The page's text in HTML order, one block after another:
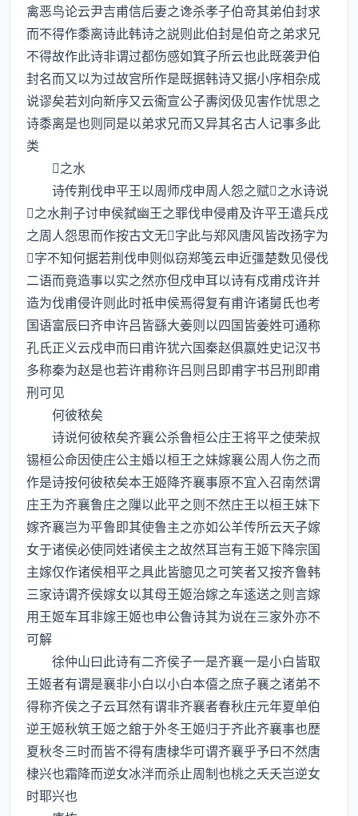
禽恶鸟论云尹吉甫信后妻之谗杀孝子伯竒其弟伯封求
而不得作黍离诗此韩诗之説则此伯封是伯竒之弟求兄
不得故作此诗非谓过都伤感如箕子所云也此既袭尹伯
封名而又以为过故宫所作是既据韩诗又据小序相杂成
说谬矣若刘向新序又云衞宣公子夀闵伋见害作忧思之
诗黍离是也则同是以弟求兄而又异其名古人记事多此
类
之水
诗传荆伐申平王以周师戍申周人怨之赋之水诗说
之水荆子讨申侯弑幽王之罪伐申侵甫及许平王遣兵戍
之周人怨思而作按古文无字此与郑风唐风皆改扬字为
字不知何据若荆伐申则似窃郑笺云申近彊楚数见侵伐
二语而竟造事以实之然亦但戍申耳以诗有戍甫戍许并
造为伐甫侵许则此时祗申侯焉得复有甫许诸舅氏也考
国语富辰曰齐申许吕皆繇大姜则以四国皆姜姓可通称
孔氏正义云戍申而曰甫许犹六国秦赵俱嬴姓史记汉书
多称秦为赵是也若许甫称许吕则吕即甫字书吕刑即甫
刑可见
何彼秾矣
诗说何彼秾矣齐襄公杀鲁桓公庄王将平之使荣叔
锡桓公命因使庄公主婚以桓王之妹嫁襄公周人伤之而
作是诗按何彼秾矣本王姬降齐襄事原不宜入召南然谓
庄王为齐襄鲁庄之隟以此平之则不然庄王以桓王妹下
嫁齐襄岂为平鲁即其使鲁主之亦如公羊传所云天子嫁
女于诸侯必使同姓诸侯主之故然耳岂有王姬下降宗国
主嫁仅作诸侯相平之具此皆臆见之可笑者又按齐鲁韩
三家诗谓齐侯嫁女以其母王姬治嫁之车逺送之则言嫁
用王姬车耳非嫁王姬也申公鲁诗其为说在三家外亦不
可解
徐仲山曰此诗有二齐侯子一是齐襄一是小白皆取
王姬者有谓是襄非小白以小白本僖之庶子襄之诸弟不
得称齐侯之子云耳然有谓非齐襄者春秋庄元年夏单伯
逆王姬秋筑王姬之舘于外冬王姬归于齐此齐襄事也歴
夏秋冬三时而皆不得有唐棣华可谓齐襄乎予曰不然唐
棣兴也霜降而逆女冰泮而杀止周制也桃之夭夭岂逆女
时耶兴也